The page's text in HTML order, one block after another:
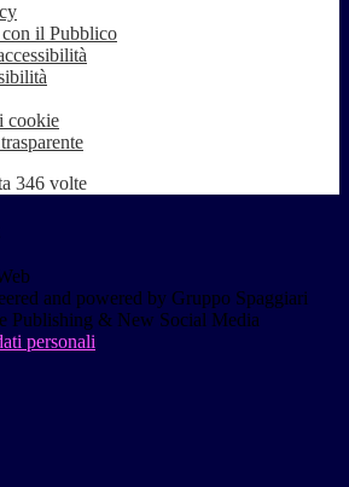
il Pubblico
cookie
346 volte
and powered by Gruppo Spaggiari
Publishing & New Social Media
personali